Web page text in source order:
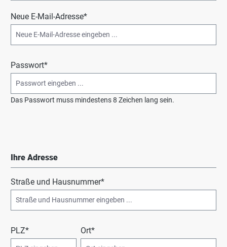
Neue E-Mail-Adresse*
Passwort*
Das Passwort muss mindestens 8 Zeichen lang sein.
Ihre Adresse
Straße und Hausnummer*
PLZ* Ort*